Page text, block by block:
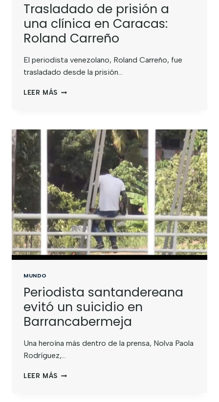
Trasladado de prisión a
una clínica en Caracas:
Roland Carreño
El periodista venezolano, Roland Carreño, fue
trasladado desde la prisión…
LEER MÁS
MUNDO
Periodista santandereana
evitó un suicidio en
Barrancabermeja
Una heroína más dentro de la prensa, Nolva Paola
Rodríguez,…
LEER MÁS